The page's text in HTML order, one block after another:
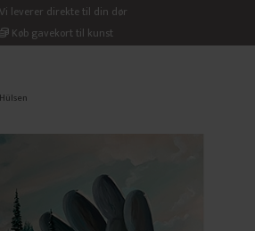
Vi leverer direkte til din dør
Køb gavekort til kunst